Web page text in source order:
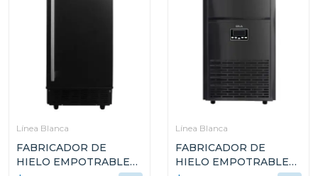
Línea Blanca
FABRICADOR DE
HIELO EMPOTRABLE
Línea Blanca
FABRICADOR DE
HIELO EMPOTRABLE